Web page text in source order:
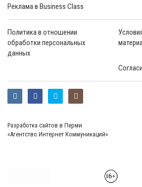
Реклама в Business Class
Политика в отношении
обработки персональных
данных
Разработка сайтов в Перми
«Агентство Интернет Коммуникаций»